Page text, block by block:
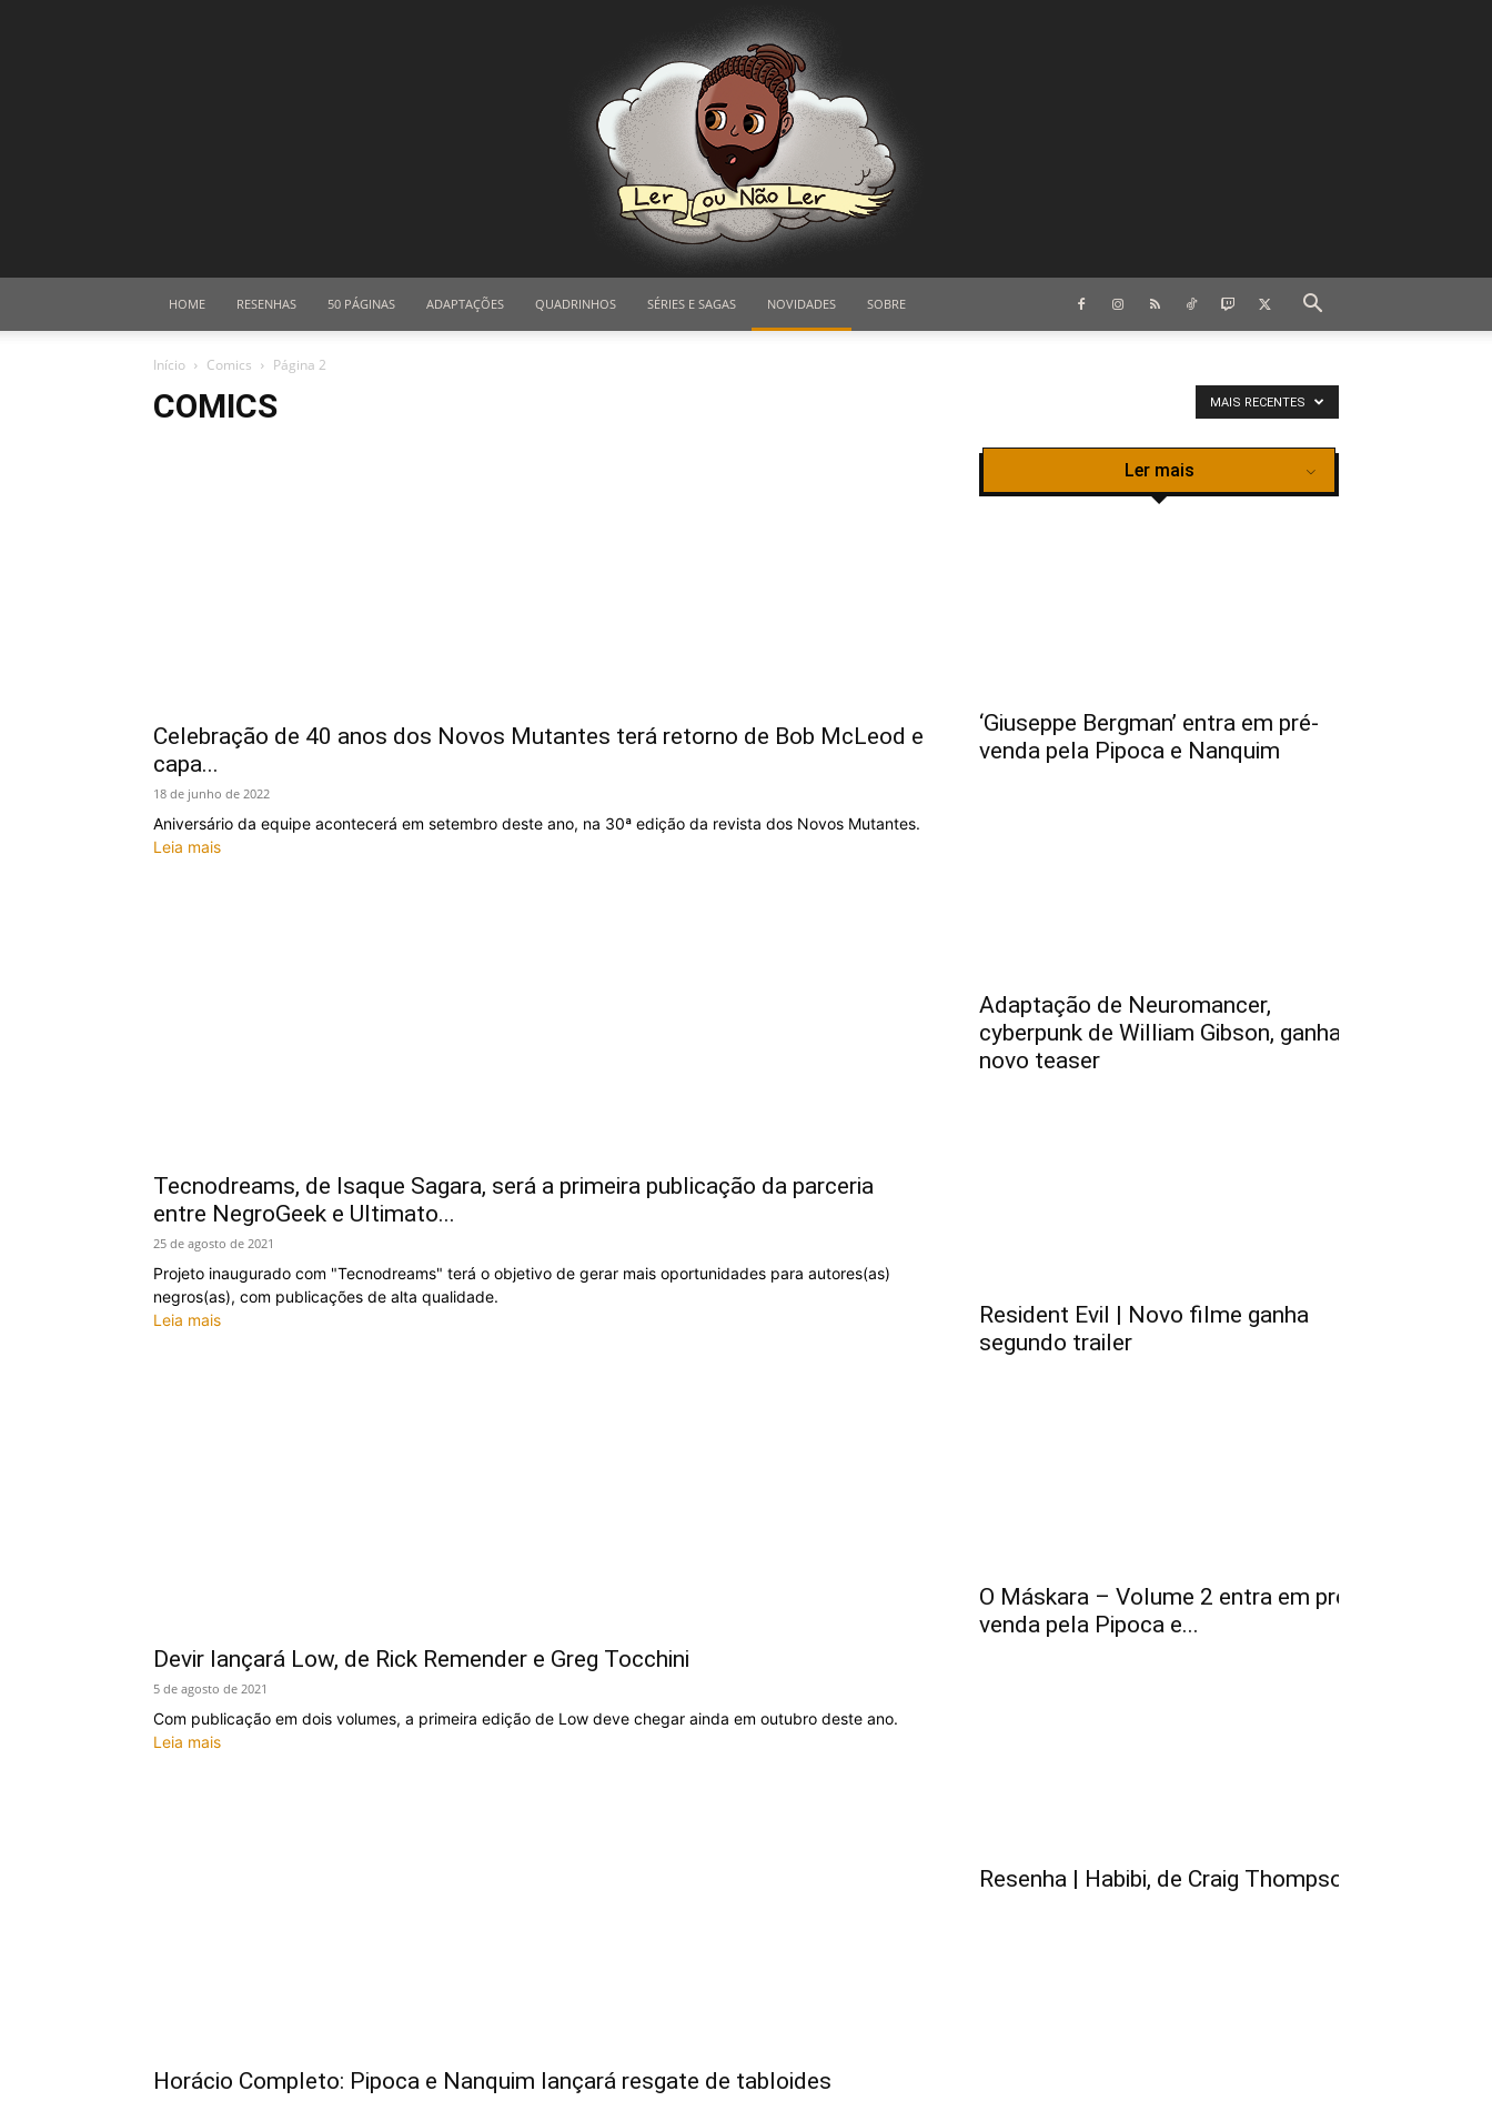
HOME RESENHAS 50 PÁGINAS ADAPTAÇÕES QUADRINHOS SÉRIES E SAGAS NOVIDADES SOBRE
Início Comics Página 2
COMICS MAIS RECENTES
Celebração de 40 anos dos Novos Mutantes terá retorno de Bob McLeod e
capa...
18 de junho de 2022
Aniversário da equipe acontecerá em setembro deste ano, na 30ª edição da revista dos Novos Mutantes.
Leia mais
Tecnodreams, de Isaque Sagara, será a primeira publicação da parceria
entre NegroGeek e Ultimato...
25 de agosto de 2021
Projeto inaugurado com "Tecnodreams" terá o objetivo de gerar mais oportunidades para autores(as)
negros(as), com publicações de alta qualidade.
Leia mais
Devir lançará Low, de Rick Remender e Greg Tocchini
5 de agosto de 2021
Com publicação em dois volumes, a primeira edição de Low deve chegar ainda em outubro deste ano.
Leia mais
Horácio Completo: Pipoca e Nanquim lançará resgate de tabloides
Ler mais
‘Giuseppe Bergman’ entra em pré-
venda pela Pipoca e Nanquim
Adaptação de Neuromancer,
cyberpunk de William Gibson, ganha
novo teaser
Resident Evil | Novo filme ganha
segundo trailer
O Máskara – Volume 2 entra em pré-
venda pela Pipoca e...
Resenha | Habibi, de Craig Thompson